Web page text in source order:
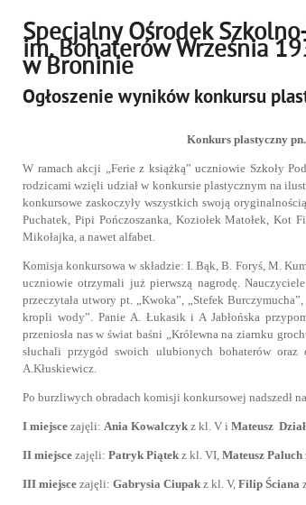
Specjalny Ośrodek
im. Bohaterów Września
w Broninie
Ogłoszenie wyników konkursu
Konkurs plastyczny
W ramach akcji „Ferie z książką” uczniowie Szkoły
rodzicami wzięli udział w konkursie plastycznym na
konkursowe zaskoczyły wszystkich swoją
Puchatek, Pipi Pończoszanka, Koziołek Matołek, Kot
Mikołajka, a nawet alfabet.
Komisja konkursowa w składzie: I. Bąk, B. Foryś, M.
uczniowie otrzymali już pierwszą nagrodę.
przeczytała utwory pt. „Kwoka”, „Stefek
kropli wody”. Panie A. Łukasik i A Jabłońska
przeniosła nas w świat baśni „Królewna na ziarnku
słuchali przygód swoich ulubionych bohaterów
A.Kłuskiewicz.
Po burzliwych obradach komisji konkursowej
I miejsce zajęli: Ania Kowalczyk z kl. V i Mateusz
II miejsce zajęli: Patryk Piątek z kl. VI, Mateusz Paluch
III miejsce zajęli: Gabrysia Ciupak z kl. V, Filip Ściana